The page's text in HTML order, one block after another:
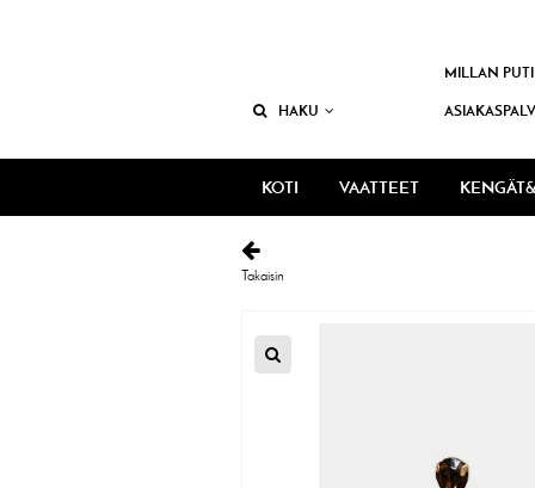
HAKU
MILLAN
KOTI VAATTEET
Takaisin